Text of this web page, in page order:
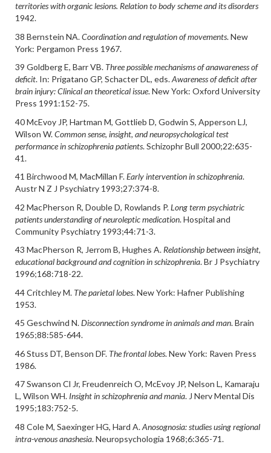
territories with organic lesions. Relation to body scheme and its disorders
1942.
38 Bernstein NA.Coordination and regulation of movements. New
York: Pergamon Press 1967.
39 Goldberg E, Barr VB. Three possible mechanisms of anawareness of
deficit. In: Prigatano GP, Schacter DL, eds.Awareness of deficit after
brain injury: Clinical an theoretical issue. New York: Oxford University
Press 1991:152-75.
40 McEvoy JP, Hartman M, Gottlieb D, Godwin S, Apperson LJ,
Wilson W.Common sense, insight, and neuropsychological test
performance in schizophrenia patients. Schizophr Bull 2000;22:635-
41.
41 Birchwood M, MacMillan F.Early intervention in schizophrenia.
Austr N Z J Psychiatry 1993;27:374-8.
42 MacPherson R, Double D, Rowlands P.Long term psychiatric
patients understanding of neuroleptic medication. Hospital and
Community Psychiatry 1993;44:71-3.
43 MacPherson R, Jerrom B, Hughes A. Relationship between insight,
educational background and cognition in schizophrenia. Br J Psychiatry
1996;168:718-22.
44 Critchley M. The parietal lobes. New York: Hafner Publishing
1953.
45 Geschwind N.Disconnection syndrome in animals and man. Brain
1965;88:585-644.
46 Stuss DT, Benson DF. The frontal lobes. New York: Raven Press
1986.
47 Swanson Cl Jr, Freudenreich O, McEvoy JP, Nelson L, Kamaraju
L, Wilson WH. Insight in schizophrenia and mania. J Nerv Mental Dis
1995;183:752-5.
48 Cole M, Saexinger HG, Hard A.Anosognosia: studies using regional
intra-venous anashesia. Neuropsychologia 1968;6:365-71.